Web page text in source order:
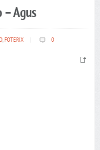
– Agus
,FOTERIX 0